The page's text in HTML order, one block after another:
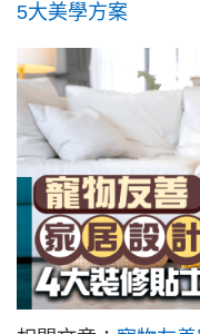
5大美學方案